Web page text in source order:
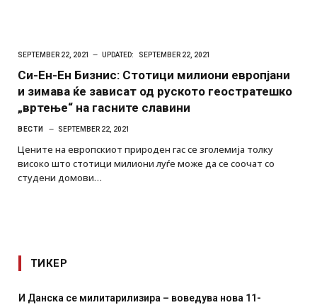
SEPTEMBER 22, 2021 UPDATED: SEPTEMBER 22, 2021
Си-Ен-Ен Бизнис: Стотици милиони европјани
и зимава ќе зависат од руското геостратешко
„вртење“ на гасните славини
ВЕСТИ SEPTEMBER 22, 2021
Цените на европскиот природен гас се зголемија толку
високо што стотици милиони луѓе може да се соочат со
студени домови…
ТИКЕР
И Данска се милитарилизира – воведува нова 11-